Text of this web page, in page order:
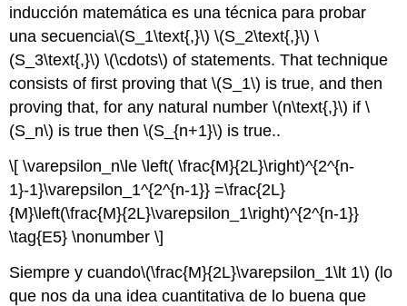
inducción matemática es una técnica para probar
una secuencia\(S_1\text{,}\) \(S_2\text{,}\) \
(S_3\text{,}\) \(\cdots\) of statements. That technique
consists of first proving that\(S_1\) is true, and then
proving that, for any natural number\(n\text{,}\) if\
(S_n\) is true then\(S_{n+1}\) is true..
\[ \varepsilon_n\le \left( \frac{M}{2L}\right)^{2^{n-
1}-1}\varepsilon_1^{2^{n-1}} =\frac{2L}
{M}\left(\frac{M}{2L}\varepsilon_1\right)^{2^{n-1}}
\tag{E5} \nonumber \]
Siempre y cuando\(\frac{M}{2L}\varepsilon_1\lt 1\) (lo
que nos da una idea cuantitativa de lo buena que